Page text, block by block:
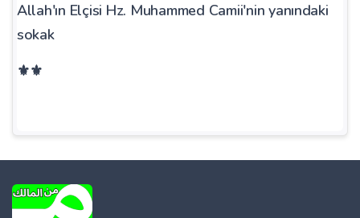
Allah'ın Elçisi Hz. Muhammed Camii'nin yanındaki
sokak
⚜⚜